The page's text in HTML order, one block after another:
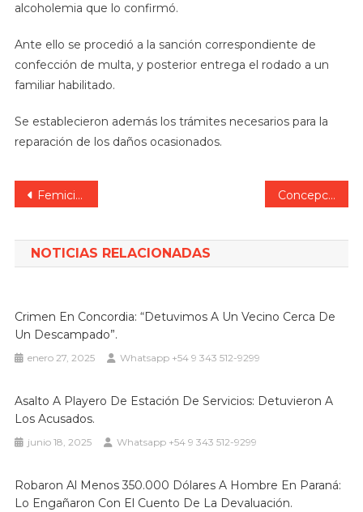
alcoholemia que lo confirmó.
Ante ello se procedió a la sanción correspondiente de
confección de multa, y posterior entrega el rodado a un
familiar habilitado.
Se establecieron además los trámites necesarios para la
reparación de los daños ocasionados.
Navegación
entradas
Femicidio de Daiana: la conducta violenta del acusado y las llamadas entre ambos Concepción del Uruguay: murió un peatón chocado por una moto.
NOTICIAS RELACIONADAS
Crimen En Concordia: “Detuvimos A Un Vecino Cerca De
Un Descampado”.
enero 27, 2025 Whatsapp +54 9 343 512-9299
Asalto A Playero De Estación De Servicios: Detuvieron A
Los Acusados.
junio 18, 2025 Whatsapp +54 9 343 512-9299
Robaron Al Menos 350.000 Dólares A Hombre En Paraná:
Lo Engañaron Con El Cuento De La Devaluación.